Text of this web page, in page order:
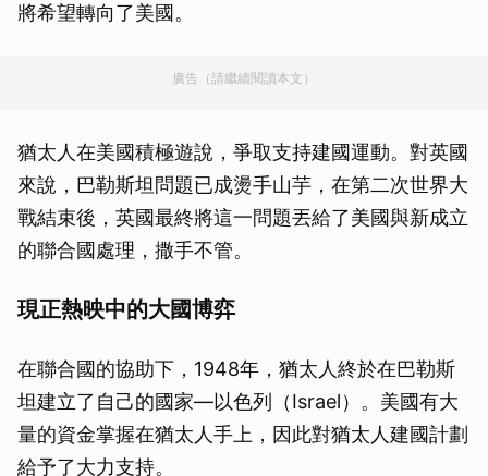
將希望轉向了美國。
廣告（請繼續閱讀本文）
猶太人在美國積極遊說，爭取支持建國運動。對英國
來說，巴勒斯坦問題已成燙手山芋，在第二次世界大
戰結束後，英國最終將這一問題丟給了美國與新成立
的聯合國處理，撒手不管。
現正熱映中的大國博弈
在聯合國的協助下，1948年，猶太人終於在巴勒斯
坦建立了自己的國家—以色列（Israel）。美國有大
量的資金掌握在猶太人手上，因此對猶太人建國計劃
給予了大力支持。